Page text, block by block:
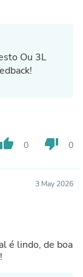
Ou 3L
thumb_up 0 thumb_down 0
3 May 2026
é lindo, de boa